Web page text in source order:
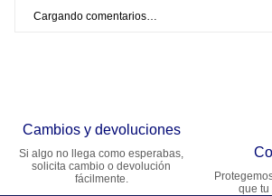
Cargando comentarios…
Cambios y devoluciones
Si algo no llega como esperabas,
solicita cambio o devolución
fácilmente.
que tu